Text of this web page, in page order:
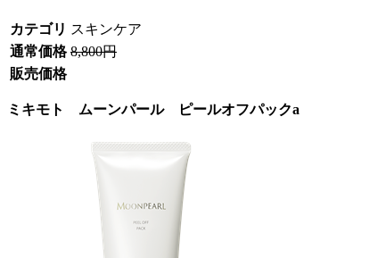
カテゴリ スキンケア
通常価格 8,800円
販売価格
ミキモト ムーンパール ピールオフパックa